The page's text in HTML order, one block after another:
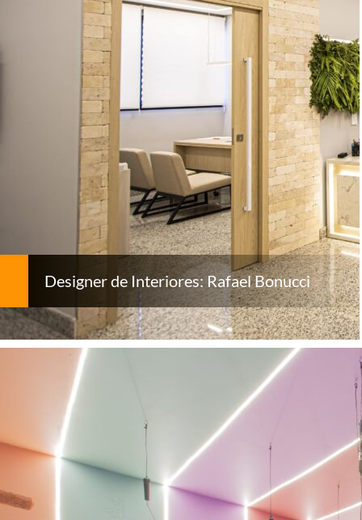
Designer de Interiores: Rafael Bonucci